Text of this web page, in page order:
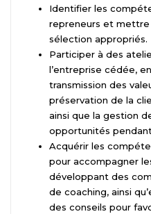
Identifier les
repreneurs et mettre
sélection appropriés.
Participer à des
l’entreprise cédée,
transmission des
préservation de la
ainsi que la gestion
opportunités
Acquérir les
pour accompagner
développant des
de coaching, ainsi
des conseils pour